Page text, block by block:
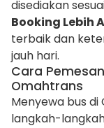
disediakan
Booking Lebih
terbaik dan
jauh hari.
Cara
Omahtrans
Menyewa bus
langkah-